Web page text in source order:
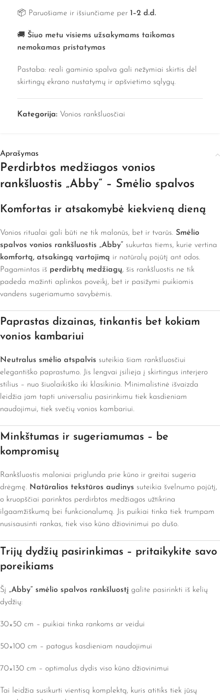
📦 Paruošiame ir išsiunčiame per 1–2 d.d.
🚚 Šiuo metu visiems užsakymams taikomas
nemokamas pristatymas
Pastaba: reali gaminio spalva gali nežymiai skirtis dėl
skirtingų ekrano nustatymų ir apšvietimo sąlygų.
Kategorija: Vonios rankšluosčiai
Aprašymas
Perdirbtos medžiagos vonios
rankšluostis „Abby“ – Smėlio spalvos
Komfortas ir atsakomybė kiekvieną dieną
Vonios ritualai gali būti ne tik malonūs, bet ir tvarūs. Smėlio
spalvos vonios rankšluostis „Abby“ sukurtas tiems, kurie vertina
komfortą, atsakingą vartojimą ir natūralų pojūtį ant odos.
Pagamintas iš perdirbtų medžiagų, šis rankšluostis ne tik
padeda mažinti aplinkos poveikį, bet ir pasižymi puikiomis
vandens sugeriamumo savybėmis.
Paprastas dizainas, tinkantis bet kokiam
vonios kambariui
Neutralus smėlio atspalvis suteikia šiam rankšluosčiui
elegantiško paprastumo. Jis lengvai įsilieja į skirtingus interjero
stilius – nuo šiuolaikiško iki klasikinio. Minimalistinė išvaizda
leidžia jam tapti universaliu pasirinkimu tiek kasdieniam
naudojimui, tiek svečių vonios kambariui.
Minkštumas ir sugeriamumas – be
kompromisų
Rankšluostis maloniai priglunda prie kūno ir greitai sugeria
drėgmę. Natūralios tekstūros audinys suteikia švelnumo pojūtį,
o kruopščiai parinktos perdirbtos medžiagos užtikrina
ilgaamžiškumą bei funkcionalumą. Jis puikiai tinka tiek trumpam
nusisausinti rankas, tiek viso kūno džiovinimui po dušo.
Trijų dydžių pasirinkimas – pritaikykite savo
poreikiams
Šį „Abby“ smėlio spalvos rankšluostį galite pasirinkti iš kelių
dydžių:
30×50 cm – puikiai tinka rankoms ar veidui
50×100 cm – patogus kasdieniam naudojimui
70×130 cm – optimalus dydis viso kūno džiovinimui
Tai leidžia susikurti vientisą komplektą, kuris atitiks tiek jūsų